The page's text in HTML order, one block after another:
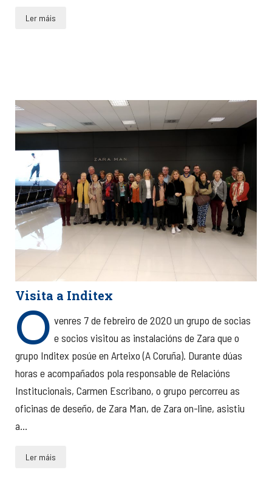
Ler máis
Visita a Inditex
O venres 7 de febreiro de 2020 un grupo de socias
e socios visitou as instalacións de Zara que o
grupo Inditex posúe en Arteixo (A Coruña). Durante dúas
horas e acompañados pola responsable de Relacións
Institucionais, Carmen Escribano, o grupo percorreu as
oficinas de deseño, de Zara Man, de Zara on-line, asistiu
a...
Ler máis